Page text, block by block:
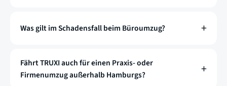
Was gilt im Schadensfall beim Büroumzug?
Fährt TRUXI auch für einen Praxis- oder
Firmenumzug außerhalb Hamburgs?